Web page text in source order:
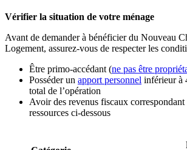
Vérifier la situation de votre ménage
Avant de demander à bénéficier du Nouveau
Logement, assurez-vous de respecter les
Être primo-accédant (ne pas être
Posséder un apport personnel inférieur à
total de l’opération
Avoir des revenus fiscaux correspondant
ressources ci-dessous